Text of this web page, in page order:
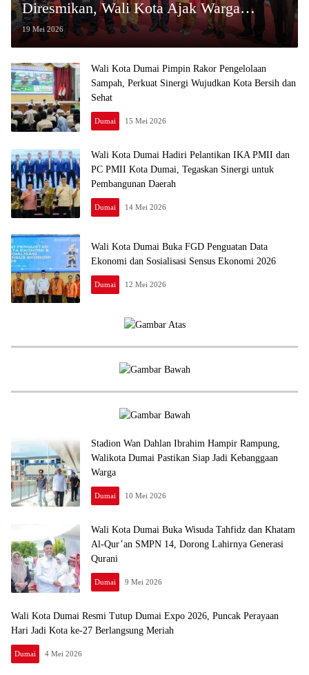
Diresmikan, Wali Kota Ajak Warga
Bersatu Lawan Narkoba
19 Mei 2026
Wali Kota Dumai Pimpin Rakor Pengelolaan
Sampah, Perkuat Sinergi Wujudkan Kota Bersih dan
Sehat
Dumai 15 Mei 2026
Wali Kota Dumai Hadiri Pelantikan IKA PMII dan
PC PMII Kota Dumai, Tegaskan Sinergi untuk
Pembangunan Daerah
Dumai 14 Mei 2026
Wali Kota Dumai Buka FGD Penguatan Data
Ekonomi dan Sosialisasi Sensus Ekonomi 2026
Dumai 12 Mei 2026
Stadion Wan Dahlan Ibrahim Hampir Rampung,
Walikota Dumai Pastikan Siap Jadi Kebanggaan
Warga
Dumai 10 Mei 2026
Wali Kota Dumai Buka Wisuda Tahfidz dan Khatam
Al-Qur’an SMPN 14, Dorong Lahirnya Generasi
Qurani
Dumai 9 Mei 2026
Wali Kota Dumai Resmi Tutup Dumai Expo 2026, Puncak Perayaan
Hari Jadi Kota ke-27 Berlangsung Meriah
Dumai 4 Mei 2026